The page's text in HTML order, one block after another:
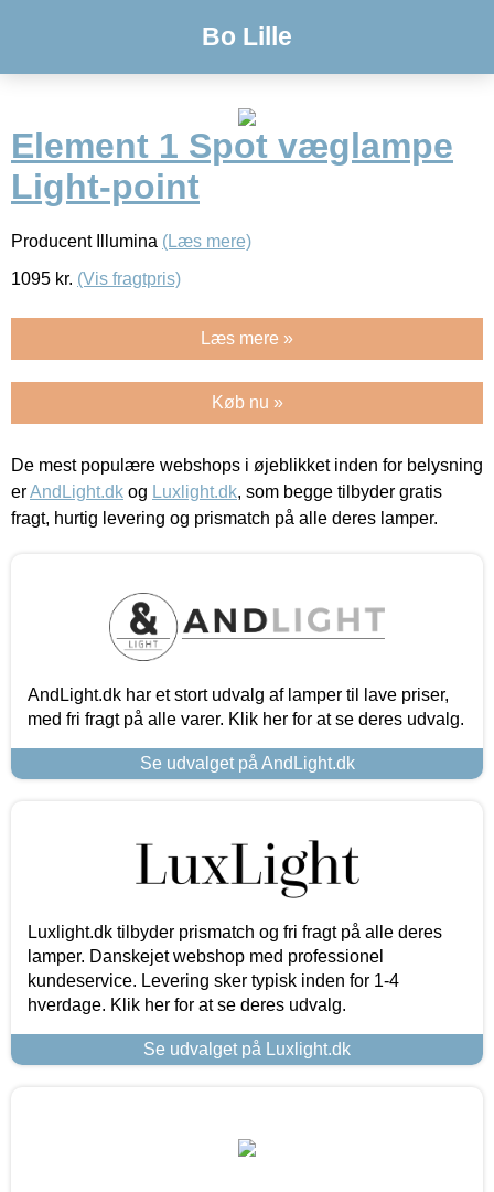
Bo Lille
Element 1 Spot væglampe
Light-point
Producent Illumina (Læs mere)
1095 kr. (Vis fragtpris)
Læs mere »
Køb nu »
De mest populære webshops i øjeblikket inden for belysning
erAndLight.dk og Luxlight.dk, som begge tilbyder gratis
fragt, hurtig levering og prismatch på alle deres lamper.
AndLight.dk har et stort udvalg af lamper til lave priser,
med fri fragt på alle varer. Klik her for at se deres udvalg.
Se udvalget på AndLight.dk
Luxlight.dk tilbyder prismatch og fri fragt på alle deres
lamper. Danskejet webshop med professionel
kundeservice. Levering sker typisk inden for 1-4
hverdage. Klik her for at se deres udvalg.
Se udvalget på Luxlight.dk